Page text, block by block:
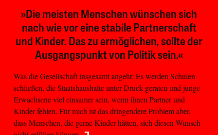
»Die meisten Menschen wünschen sich
nach wie vor eine stabile Partnerschaft
und Kinder. Das zu ermöglichen, sollte der
Ausgangspunkt von Politik sein.«
Was die Gesellschaft insgesamt angeht: Es werden Schulen
schließen, die Staatshaushalte unter Druck geraten und junge
Erwachsene viel einsamer sein, wenn ihnen Partner und
Kinder fehlen. Für mich ist das dringendere Problem aber,
dass Menschen, die gerne Kinder hätten, sich diesen Wunsch